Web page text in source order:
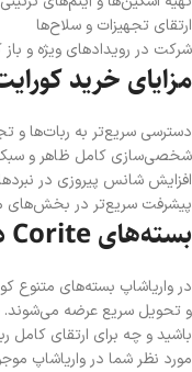
ارتقای تجهیزات و سلاح‌ها
شرکت در رویدادهای ویژه و
مزایای خرید
دسترسی سریع‌تر به ربات‌ها و
شخصی‌سازی کامل ظاهر و
افزایش شانس پیروزی در
پیشرفت سریع‌تر در بخش‌های
بسته‌های Corite در واریاشاپ
در واریاشاپ بسته‌های متنوع
و تحویل سریع عرضه می‌شوند.
باشید و چه برای ارتقای کامل
مورد نظر شما در واریاشاپ